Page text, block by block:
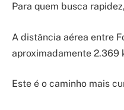
Para quem busca
A distância aérea entre
aproximadamente 2.369
Este é o caminho mais